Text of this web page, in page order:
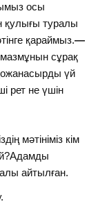
осы
қулығы туралы
қараймыз.—
мазмұнын сұрақ
үй
рет не үшін
мәтініміз кім
айтылған.